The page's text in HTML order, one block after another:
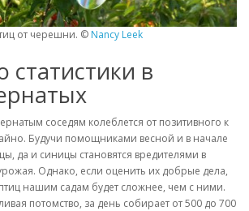
от черешни. © Nancy Leek
в
соседям колеблется от позитивного к
Будучи помощниками весной и в начале
да и синицы становятся вредителями в
Однако, если оценить их добрые дела,
нашим садам будет сложнее, чем с ними.
потомство, за день собирает от 500 до 700